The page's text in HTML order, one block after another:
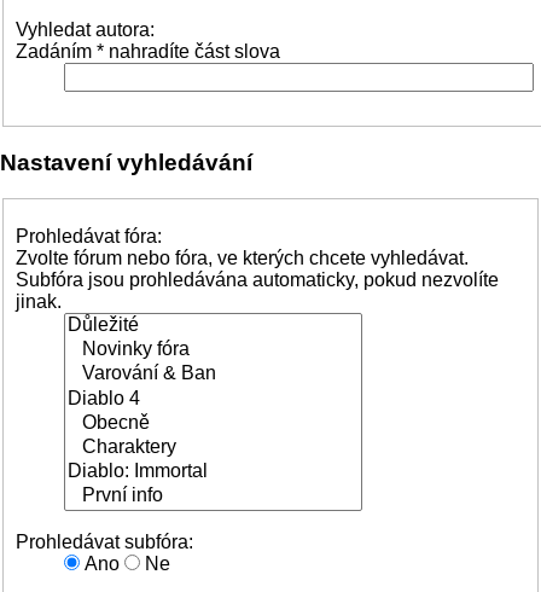
Vyhledat autora:
Zadáním * nahradíte část slova
Nastavení vyhledávání
Prohledávat fóra:
Zvolte fórum nebo fóra, ve kterých chcete vyhledávat.
Subfóra jsou prohledávána automaticky, pokud nezvolíte
jinak.
Prohledávat subfóra:
Ano
Ne